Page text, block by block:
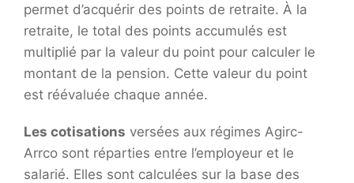
permet d’acquérir des points de retraite. À la
retraite, le total des points accumulés est
multiplié par la valeur du point pour calculer le
montant de la pension. Cette valeur du point
est réévaluée chaque année.
Les cotisations versées aux régimes Agirc-
Arrco sont réparties entre l’employeur et le
salarié. Elles sont calculées sur la base des